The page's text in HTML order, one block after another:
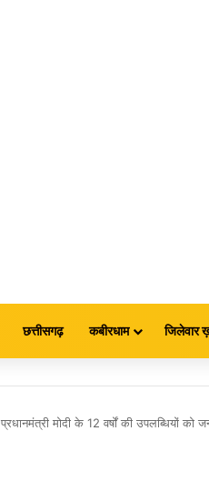
छत्तीसगढ़ कबीरधाम जिलेवार
प्रधानमंत्री मोदी के 12 वर्षों की उपलब्धियों को